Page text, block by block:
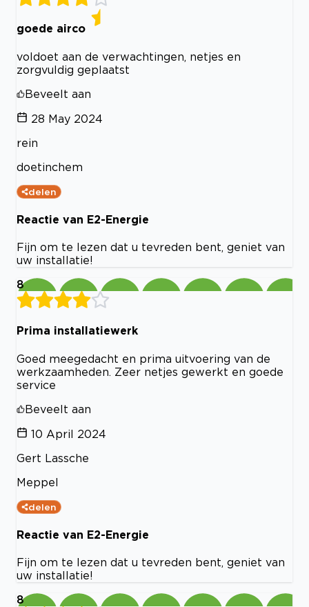
goede airco
voldoet aan de verwachtingen, netjes en
zorgvuldig geplaatst
Beveelt aan
28 May 2024
rein
doetinchem
delen
Reactie van E2-Energie
Fijn om te lezen dat u tevreden bent, geniet van
uw installatie!
8
Prima installatiewerk
Goed meegedacht en prima uitvoering van de
werkzaamheden. Zeer netjes gewerkt en goede
service
Beveelt aan
10 April 2024
Gert Lassche
Meppel
delen
Reactie van E2-Energie
Fijn om te lezen dat u tevreden bent, geniet van
uw installatie!
8